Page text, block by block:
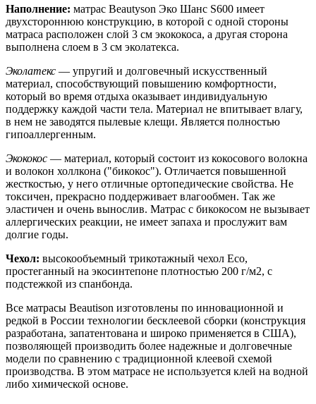
Наполнение: матрас Beautyson Эко Шанс S600 имеет
двухстороннюю конструкцию, в которой с одной стороны
матраса расположен слой 3 см экококоса, а другая сторона
выполнена слоем в 3 см эколатекса.
Эколатекс — упругий и долговечный искусственный
материал, способствующий повышению комфортности,
который во время отдыха оказывает индивидуальную
поддержку каждой части тела. Материал не впитывает влагу,
в нем не заводятся пылевые клещи. Является полностью
гипоаллергенным.
Экококос — материал, который состоит из кокосового волокна
и волокон холлкона ("бикокос"). Отличается повышенной
жесткостью, у него отличные ортопедические свойства. Не
токсичен, прекрасно поддерживает влагообмен. Так же
эластичен и очень вынослив. Матрас с бикокосом не вызывает
аллергических реакции, не имеет запаха и прослужит вам
долгие годы.
Чехол: высокообъемный трикотажный чехол Eco,
простеганный на экосинтепоне плотностью 200 г/м2, с
подстежкой из спанбонда.
Все матрасы Beautison изготовлены по инновационной и
редкой в России технологии бесклеевой сборки (конструкция
разработана, запатентована и широко применяется в США),
позволяющей производить более надежные и долговечные
модели по сравнению с традиционной клеевой схемой
производства. В этом матрасе не используется клей на водной
либо химической основе.